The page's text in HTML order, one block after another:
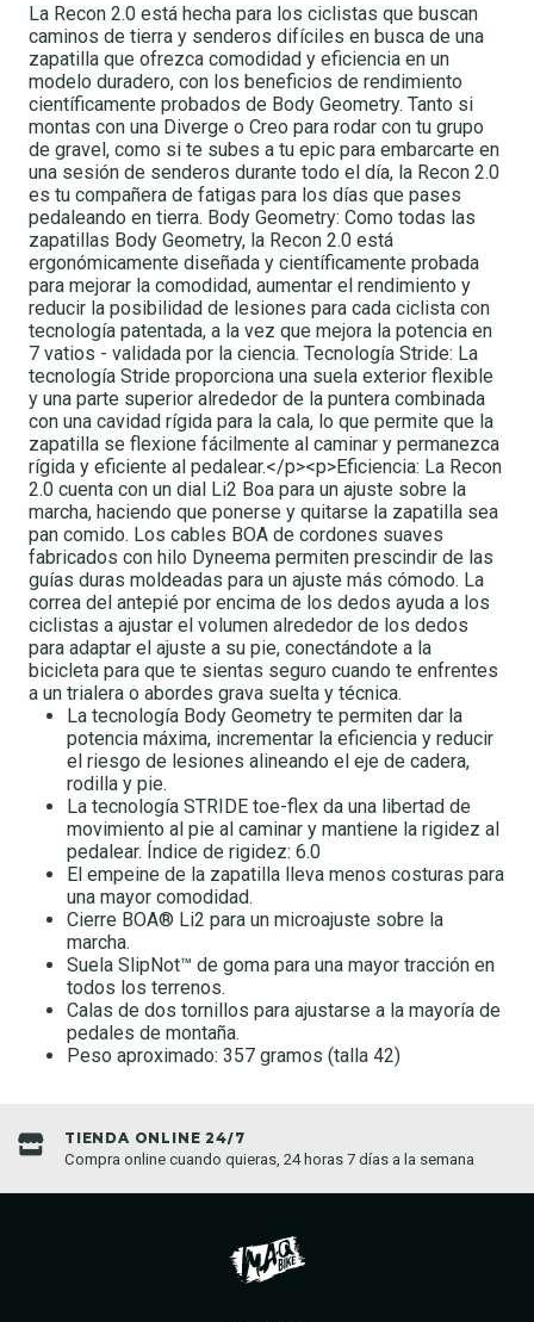
La Recon 2.0 está hecha para los ciclistas que buscan
caminos de tierra y senderos difíciles en busca de una
zapatilla que ofrezca comodidad y eficiencia en un
modelo duradero, con los beneficios de rendimiento
científicamente probados de Body Geometry. Tanto si
montas con una Diverge o Creo para rodar con tu grupo
de gravel, como si te subes a tu epic para embarcarte en
una sesión de senderos durante todo el día, la Recon 2.0
es tu compañera de fatigas para los días que pases
pedaleando en tierra. Body Geometry: Como todas las
zapatillas Body Geometry, la Recon 2.0 está
ergonómicamente diseñada y científicamente probada
para mejorar la comodidad, aumentar el rendimiento y
reducir la posibilidad de lesiones para cada ciclista con
tecnología patentada, a la vez que mejora la potencia en
7 vatios - validada por la ciencia. Tecnología Stride: La
tecnología Stride proporciona una suela exterior flexible
y una parte superior alrededor de la puntera combinada
con una cavidad rígida para la cala, lo que permite que la
zapatilla se flexione fácilmente al caminar y permanezca
rígida y eficiente al pedalear.</p><p>Eficiencia: La Recon
2.0 cuenta con un dial Li2 Boa para un ajuste sobre la
marcha, haciendo que ponerse y quitarse la zapatilla sea
pan comido. Los cables BOA de cordones suaves
fabricados con hilo Dyneema permiten prescindir de las
guías duras moldeadas para un ajuste más cómodo. La
correa del antepié por encima de los dedos ayuda a los
ciclistas a ajustar el volumen alrededor de los dedos
para adaptar el ajuste a su pie, conectándote a la
bicicleta para que te sientas seguro cuando te enfrentes
a un trialera o abordes grava suelta y técnica.
La tecnología Body Geometry te permiten dar la
potencia máxima, incrementar la eficiencia y reducir
el riesgo de lesiones alineando el eje de cadera,
rodilla y pie.
La tecnología STRIDE toe-flex da una libertad de
movimiento al pie al caminar y mantiene la rigidez al
pedalear. Índice de rigidez: 6.0
El empeine de la zapatilla lleva menos costuras para
una mayor comodidad.
Cierre BOA® Li2 para un microajuste sobre la
marcha.
Suela SlipNot™ de goma para una mayor tracción en
todos los terrenos.
Calas de dos tornillos para ajustarse a la mayoría de
pedales de montaña.
Peso aproximado: 357 gramos (talla 42)
TIENDA ONLINE 24/7
Compra online cuando quieras, 24 horas 7 días a la semana